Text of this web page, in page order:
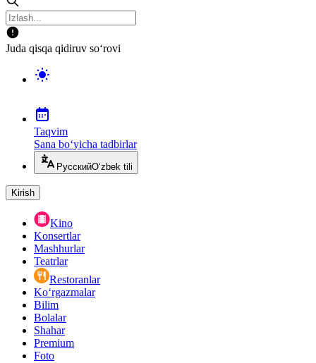
Juda qisqa qidiruv so‘rovi
Taqvim
Sana bo‘yicha tadbirlar
РусскийO‘zbek tili
Kirish
Kino
Konsertlar
Mashhurlar
Teatrlar
Restoranlar
Ko‘rgazmalar
Bilim
Bolalar
Shahar
Premium
Foto